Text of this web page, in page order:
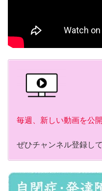
毎週、新しい動画を公
ぜひチャンネル登録し